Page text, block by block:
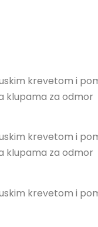
krevetom i
klupama za odmor
krevetom i
klupama za odmor
krevetom i